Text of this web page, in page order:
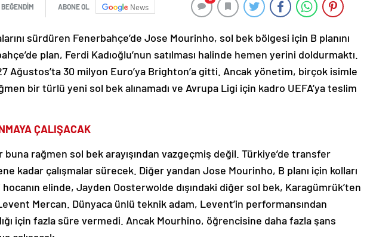
BEĞENDİM ABONE OL News
sürdüren Fenerbahçe’de Jose Mourinho, sol bek bölgesi için B planını
plan, Ferdi Kadıoğlu’nun satılması halinde hemen yerini doldurmaktı.
Ağustos’ta 30 milyon Euro’ya Brighton’a gitti. Ancak yönetim, birçok isimle
bir türlü yeni sol bek alınamadı ve Avrupa Ligi için kadro UEFA’ya teslim
ÇALIŞACAK
rağmen sol bek arayışından vazgeçmiş değil. Türkiye’de transfer
kadar çalışmalar sürecek. Diğer yandan Jose Mourinho, B planı için kolları
hocanın elinde, Jayden Oosterwolde dışındaki diğer sol bek, Karagümrük’ten
Mercan. Dünyaca ünlü teknik adam, Levent’in performansından
için fazla süre vermedi. Ancak Mourhino, öğrencisine daha fazla şans